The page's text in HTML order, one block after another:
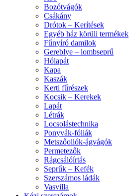
Bozótvágók
Csákány
Drótok – Kerítések
Egyéb ház körüli termékek
Fűnyíró damilok
Gereblye – lombseprű
Hólapát
Kapa
Kaszák
Kerti fűrészek
Kocsik – Kerekek
Lapát
Létrák
Locsolástechnika
Ponyvák-fóliák
Metszőollók-ágvágók
Permetezők
Rágcsálóírtás
Seprűk – Kefék
Szerszámos ládák
Vasvilla